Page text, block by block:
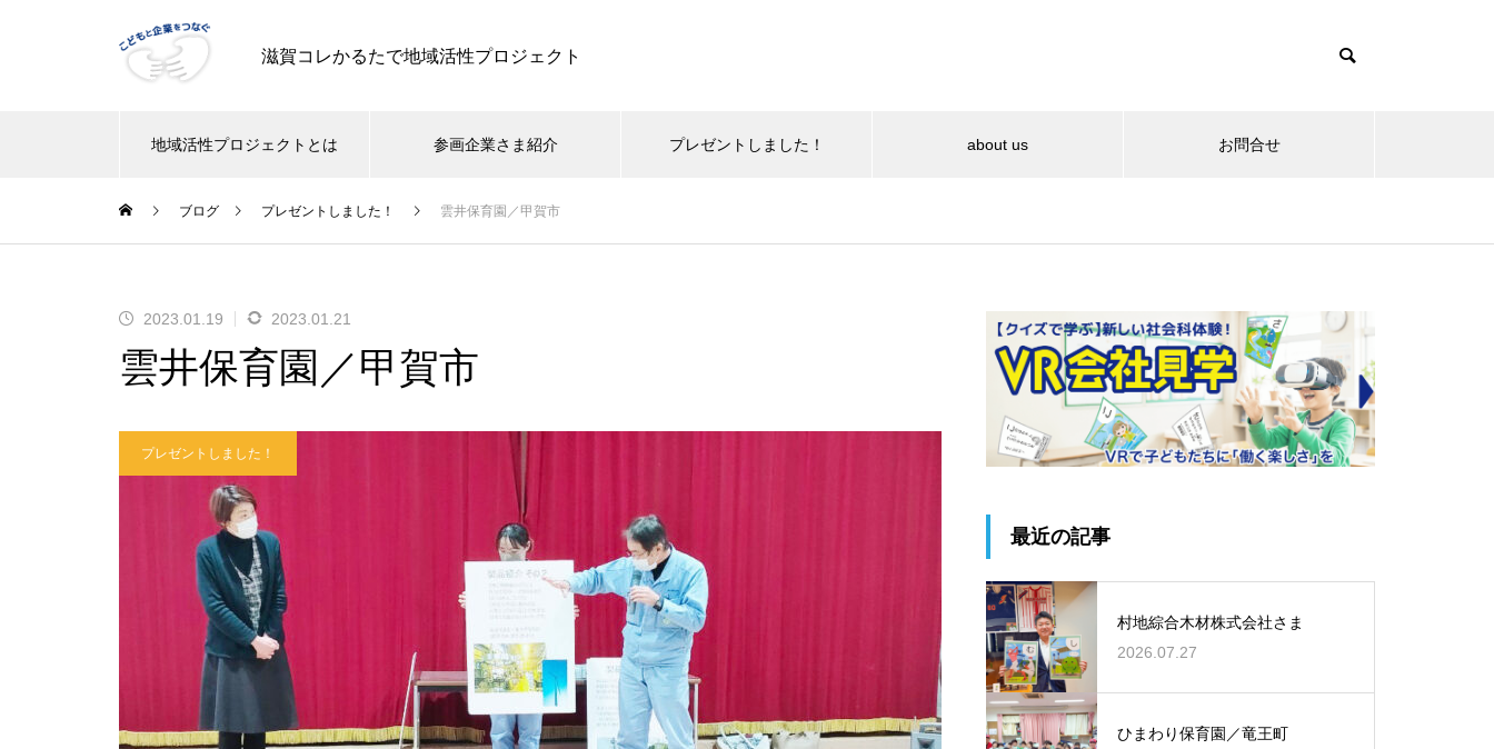
滋賀コレかるたで地域活性プロジェクト
地域活性プロジェクトとは 参画企業さま紹介 プレゼントしました！ about us お問合せ
ブログ プレゼントしました！ 雲井保育園／甲賀市
2023.01.19 2023.01.21
雲井保育園／甲賀市
プレゼントしました！
最近の記事
村地綜合木材株式会社さま
2026.07.27
ひまわり保育園／竜王町